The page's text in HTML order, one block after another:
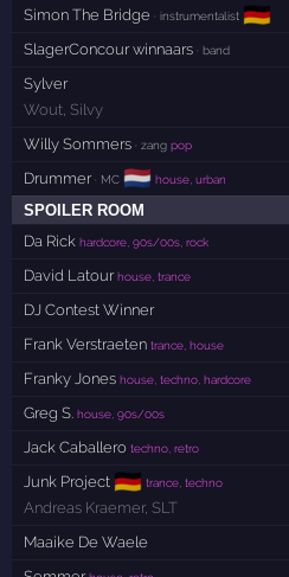
Simon The Bridge · instrumentalist 🇩🇪
SlagerConcour winnaars · band
Sylver
Wout ,Silvy
Willy Sommers · zang pop
Drummer· MC 🇳🇱 house, urban
SPOILER ROOM
Da Rick hardcore, 90s/00s, rock
David Latour house, trance
DJ Contest Winner
Frank Verstraeten trance, house
Franky Jones house, techno, hardcore
Greg S. house, 90s/00s
Jack Caballero techno, retro
Junk Project 🇩🇪 trance, techno
Andreas Kraemer,SLT
Maaike De Waele